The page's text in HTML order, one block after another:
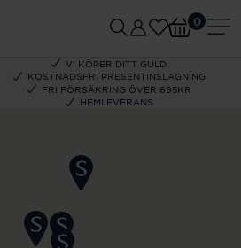
VI KÖPER DITT GULD
KOSTNADSFRI PRESENTINSLAGNING
FRI FÖRSÄKRING ÖVER 695KR
HEMLEVERANS
0